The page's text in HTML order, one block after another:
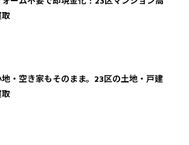
・空き家もそのまま。23区の土地・戸建